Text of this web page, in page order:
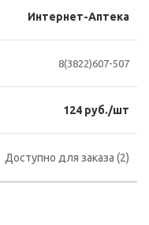
Интернет-Аптека
8(3822)607-507
124 руб./шт
Доступно для заказа (2)